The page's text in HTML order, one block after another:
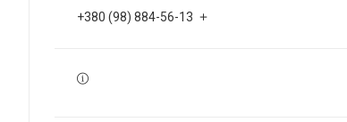
+380 (98) 884-56-13